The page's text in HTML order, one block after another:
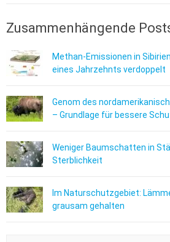
Zusammenhängende
Methan-Emissionen in
eines Jahrzehnts verdoppelt
Genom des
– Grundlage für bessere
Weniger Baumschatten in
Sterblichkeit
Im Naturschutzgebiet:
grausam gehalten